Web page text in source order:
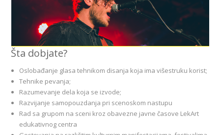
Šta dobjate?
Oslobađanje glasa tehnikom disanja koja ima višestruku korist;
Tehnike pevanja;
Razumevanje dela koja se izvode;
Razvijanje samopouzdanja pri scenoskom nastupu
Rad sa grupom na sceni kroz obavezne javne časove LekArt
edukativnog centra